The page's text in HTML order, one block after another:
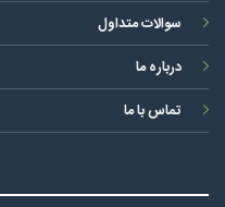
سوالات متداول
درباره ما
تماس با ما